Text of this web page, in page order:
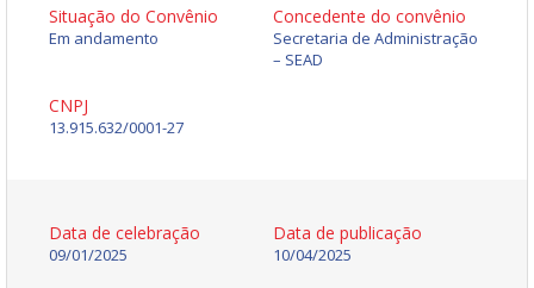
Situação do Convênio
Em andamento
Concedente do convênio
Secretaria de Administração
– SEAD
CNPJ
13.915.632/0001-27
Data de celebração
09/01/2025
Data de publicação
10/04/2025